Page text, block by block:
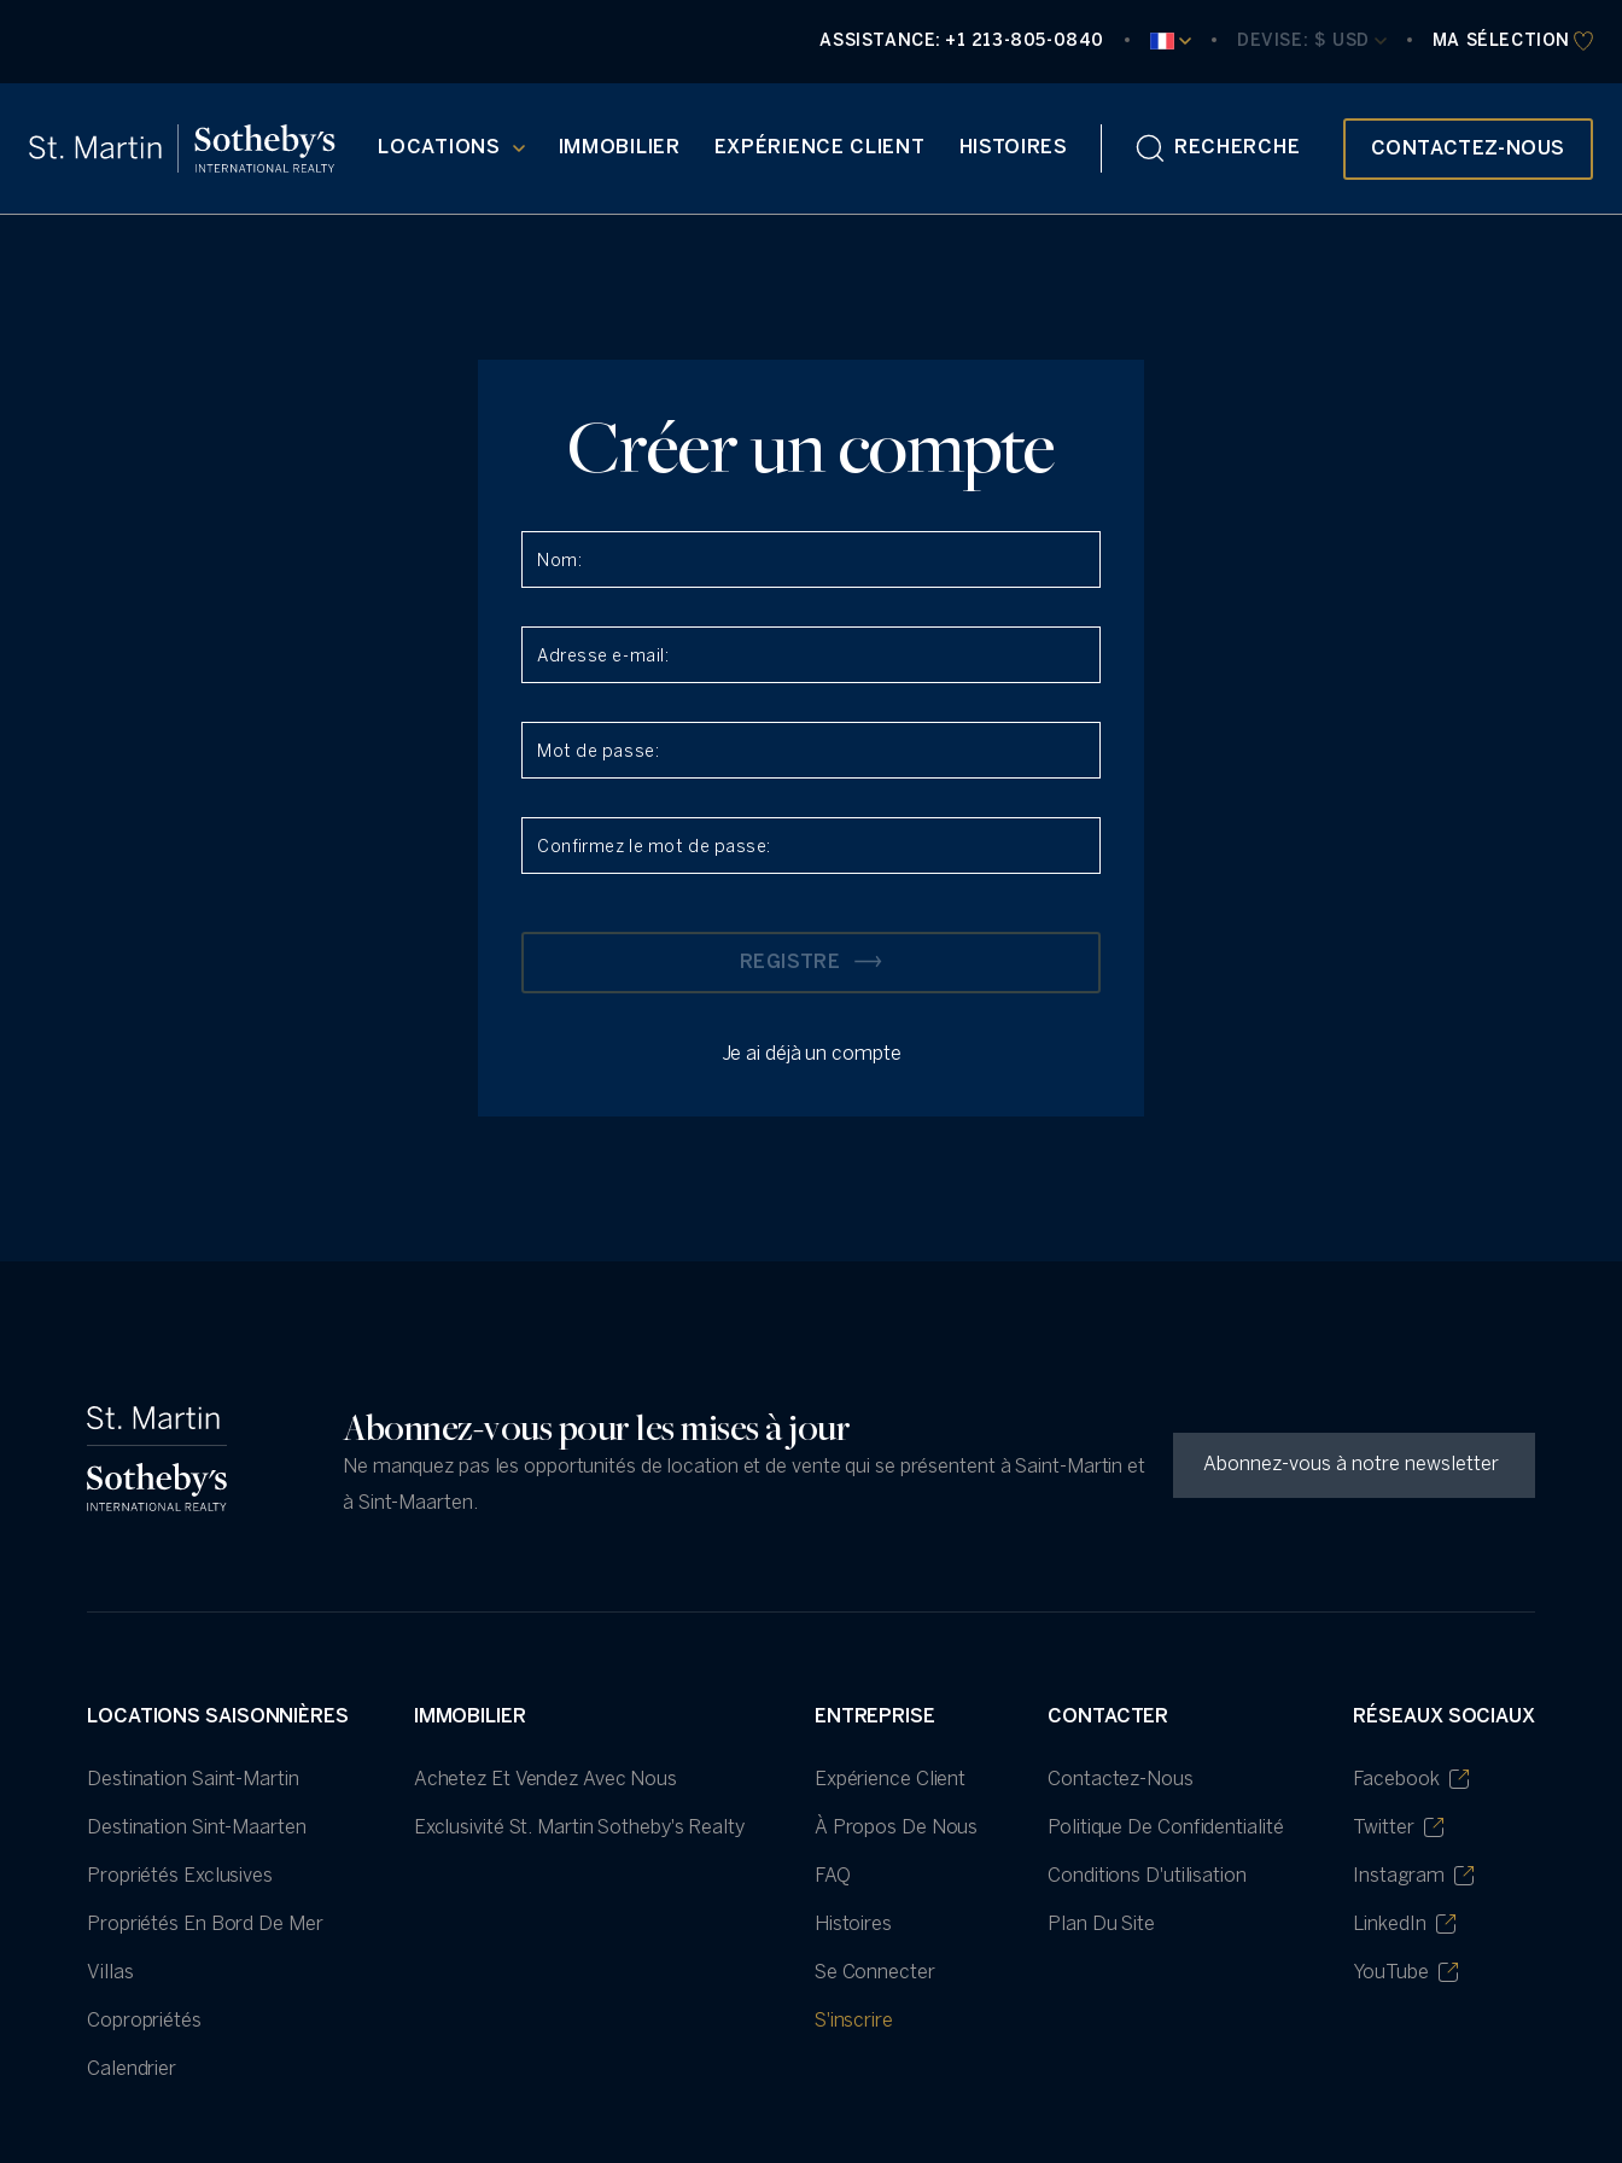
ASSISTANCE: +1 213-805-0840 DEVISE: $ USD MA SÉLECTION
LOCATIONS IMMOBILIER EXPÉRIENCE CLIENT HISTOIRES RECHERCHE CONTACTEZ-NOUS
Créer un compte
REGISTRE
Je ai déjà un compte
Abonnez-vous pour les mises à jour
Ne manquez pas les opportunités de location et de vente qui se présentent à Saint-Martin et
à Sint-Maarten.
LOCATIONS SAISONNIÈRES
Destination Saint-Martin
Destination Sint-Maarten
Propriétés Exclusives
Propriétés En Bord De Mer
Villas
Copropriétés
Calendrier
IMMOBILIER
Achetez Et Vendez Avec Nous
Exclusivité St. Martin Sotheby's Realty
ENTREPRISE
Expérience Client
À Propos De Nous
FAQ
Histoires
Se Connecter
S'inscrire
CONTACTER
Contactez-Nous
Politique De Confidentialité
Conditions D'utilisation
Plan Du Site
RÉSEAUX SOCIAUX
Facebook
Twitter
Instagram
LinkedIn
YouTube